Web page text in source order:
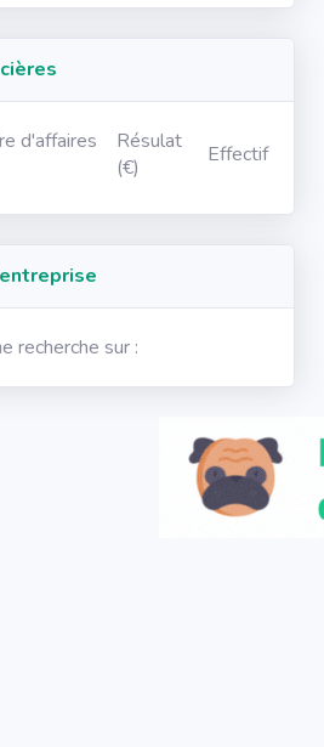
d'affaires
Résulat
(€)
Effectif
recherche sur :